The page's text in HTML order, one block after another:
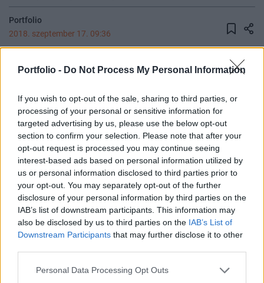
Portfolio - Do Not Process My Personal Information
If you wish to opt-out of the sale, sharing to third parties, or
processing of your personal or sensitive information for
targeted advertising by us, please use the below opt-out
section to confirm your selection. Please note that after your
opt-out request is processed you may continue seeing
interest-based ads based on personal information utilized by
us or personal information disclosed to third parties prior to
your opt-out. You may separately opt-out of the further
disclosure of your personal information by third parties on the
IAB’s list of downstream participants. This information may
also be disclosed by us to third parties on the IAB’s List of
Downstream Participants that may further disclose it to other
Personal Data Processing Opt Outs
Portfolio
2018. szeptember 17. 09:36
Most először fordult elő a történelemben olyan,
ezermilliárd dollár fölé kúszott, egy új kutatás
szerint pedig ez egy következő piaci összeomlás
jele lehet - írja a Business Insider.
Öngondoskodás 2018De mi a helyzet itthon? Mennyire
nagy a magyar háztartások vagyona és jövedelme közötti
különbség? Részben erről is szó lesz a Portfolio október 16-
ai Öngondoskodás konferenciáján. Ne maradj le
róla!Információ és jelentkezés Az amerikai háztartások
nettó vagyona most először lépte át a 100 ezermilliárd
dolláros küszöböt, a háztartások jövedelme...
KEDVES OLVASÓNK!